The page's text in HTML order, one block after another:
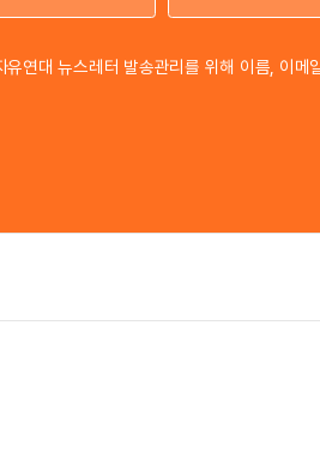
유연대 뉴스레터 발송관리를 위해 이름, 이